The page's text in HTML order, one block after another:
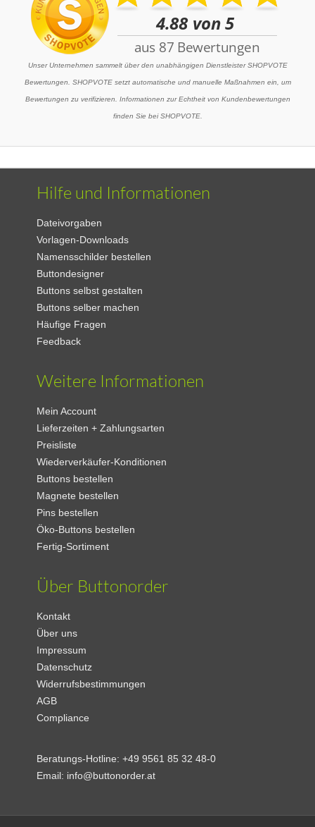
Unser Unternehmen sammelt über den unabhängigen Dienstleister SHOPVOTE
Bewertungen. SHOPVOTE setzt automatische und manuelle Maßnahmen ein, um
Bewertungen zu verifizieren. Informationen zur Echtheit von Kundenbewertungen
finden Sie bei SHOPVOTE.
Hilfe und Informationen
Dateivorgaben
Vorlagen-Downloads
Namensschilder bestellen
Buttondesigner
Buttons selbst gestalten
Buttons selber machen
Häufige Fragen
Feedback
Weitere Informationen
Mein Account
Lieferzeiten + Zahlungsarten
Preisliste
Wiederverkäufer-Konditionen
Buttons bestellen
Magnete bestellen
Pins bestellen
Öko-Buttons bestellen
Fertig-Sortiment
Über Buttonorder
Kontakt
Über uns
Impressum
Datenschutz
Widerrufsbestimmungen
AGB
Compliance
Beratungs-Hotline:+49 9561 85 32 48-0
Email: info@buttonorder.at